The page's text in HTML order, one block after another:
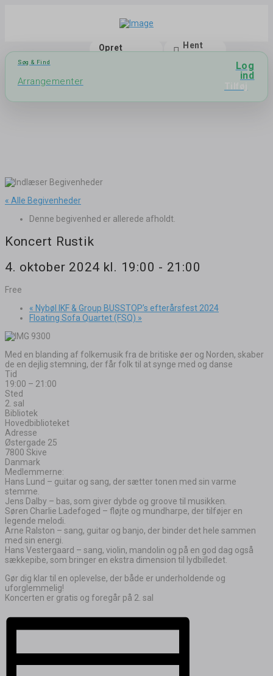
Opret
Hent
Søg & Find
Arrangementer
Log
ind
« Alle Begivenheder
Denne begivenhed er allerede afholdt.
Koncert Rustik
4. oktober 2024 kl. 19:00 - 21:00
Free
« Nybøl IKF & Group BUSSTOP’s efterårsfest 2024
Floating Sofa Quartet (FSQ) »
Med en blanding af folkemusik fra de britiske øer og Norden, skaber
de en dejlig stemning, der får folk til at synge med og danse
Tid
19:00 – 21:00
Sted
2. sal
Bibliotek
Hovedbiblioteket
Adresse
Østergade 25
7800 Skive
Danmark
Medlemmerne:
Hans Lund – guitar og sang, der sætter tonen med sin varme
stemme.
Jens Dalby – bas, som giver dybde og groove til musikken.
Søren Charlie Ladefoged – fløjte og mundharpe, der tilføjer en
legende melodi.
Arne Ralston – sang, guitar og banjo, der binder det hele sammen
med sin energi.
Hans Vestergaard – sang, violin, mandolin og på en god dag også
sækkepibe, som bringer en ekstra dimension til lydbilledet.
Gør dig klar til en oplevelse, der både er underholdende og
uforglemmelig!
Koncerten er gratis og foregår på 2. sal